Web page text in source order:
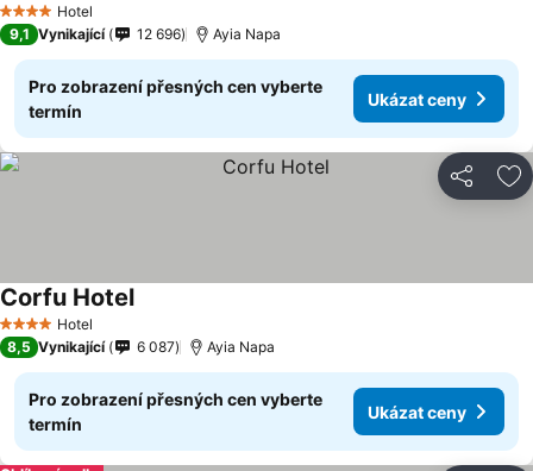
4 Počet hvězdiček
Hotel
9,1 Vynikající 12 696 Ayia Napa
Pro zobrazení přesných cen vyberte
termín
Ukázat ceny
Sdílet
4 Počet hvězdiček
Hotel
Corfu Hotel
8,5 Vynikající 6 087 Ayia Napa
Pro zobrazení přesných cen vyberte
termín
Ukázat ceny